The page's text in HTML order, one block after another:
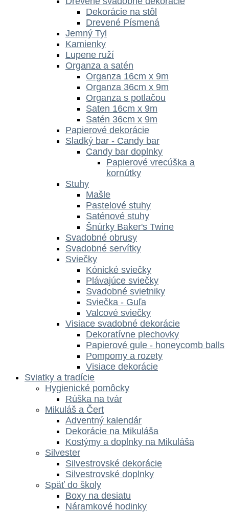
Dekorácie na stôl
Drevené Písmená
Jemný Tyl
Kamienky
Lupene ruží
Organza a satén
Organza 16cm x 9m
Organza 36cm x 9m
Organza s potlačou
Saten 16cm x 9m
Satén 36cm x 9m
Papierové dekorácie
Sladký bar - Candy bar
Candy bar doplnky
Papierové vrecúška a
kornútky
Stuhy
Mašle
Pastelové stuhy
Saténové stuhy
Šnúrky Baker's Twine
Svadobné obrusy
Svadobné servítky
Sviečky
Kónické sviečky
Plávajúce sviečky
Svadobné svietniky
Sviečka - Guľa
Valcové sviečky
Visiace svadobné dekorácie
Dekoratívne plechovky
Papierové gule - honeycomb balls
Pompomy a rozety
Visiace dekorácie
Sviatky a tradície
Hygienické pomôcky
Rúška na tvár
Mikuláš a Čert
Adventný kalendár
Dekorácie na Mikuláša
Kostýmy a doplnky na Mikuláša
Silvester
Silvestrovské dekorácie
Silvestrovské doplnky
Späť do školy
Boxy na desiatu
Náramkové hodinky